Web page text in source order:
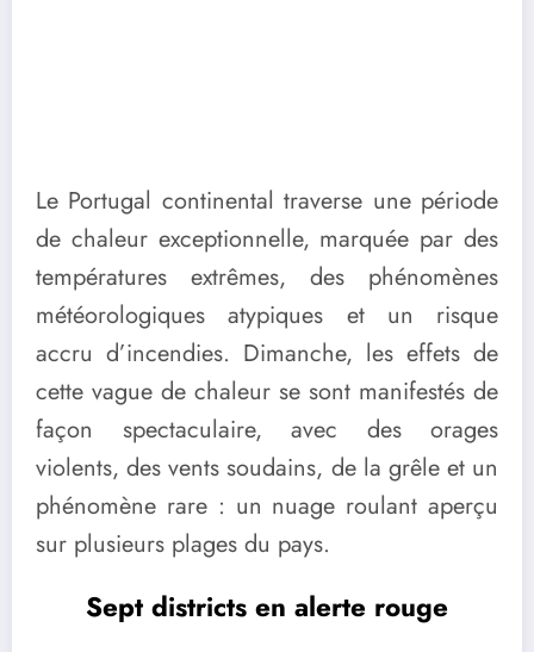
Le Portugal continental traverse une période
de chaleur exceptionnelle, marquée par des
températures extrêmes, des phénomènes
météorologiques atypiques et un risque
accru d’incendies. Dimanche, les effets de
cette vague de chaleur se sont manifestés de
façon spectaculaire, avec des orages
violents, des vents soudains, de la grêle et un
phénomène rare : un nuage roulant aperçu
sur plusieurs plages du pays.
Sept districts en alerte rouge